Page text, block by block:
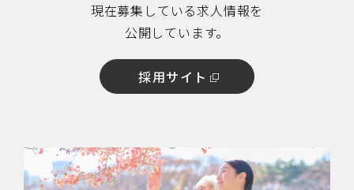
現在募集している求人情報を
公開しています。
採用サイト